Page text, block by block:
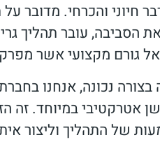
חיוני והכרחי. מדובר
הסביבה, עובר תהליך
גורם מקצועי אשר
אטרקטיבי במיוחד. זה
של התהליך וליצור